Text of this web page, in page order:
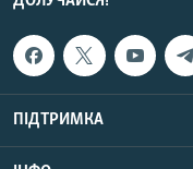
ПІДТРИМКА